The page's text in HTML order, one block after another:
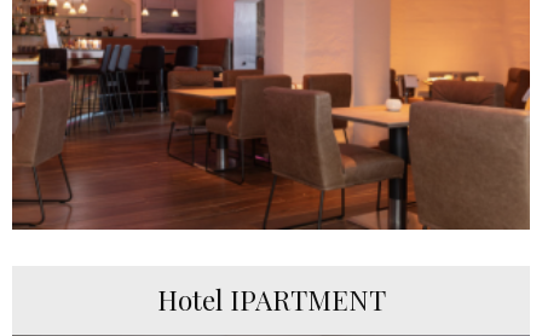
Hotel IPARTMENT